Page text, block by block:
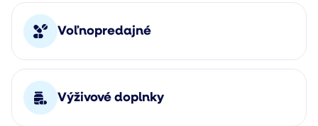
Voľnopredajné
Výživové doplnky